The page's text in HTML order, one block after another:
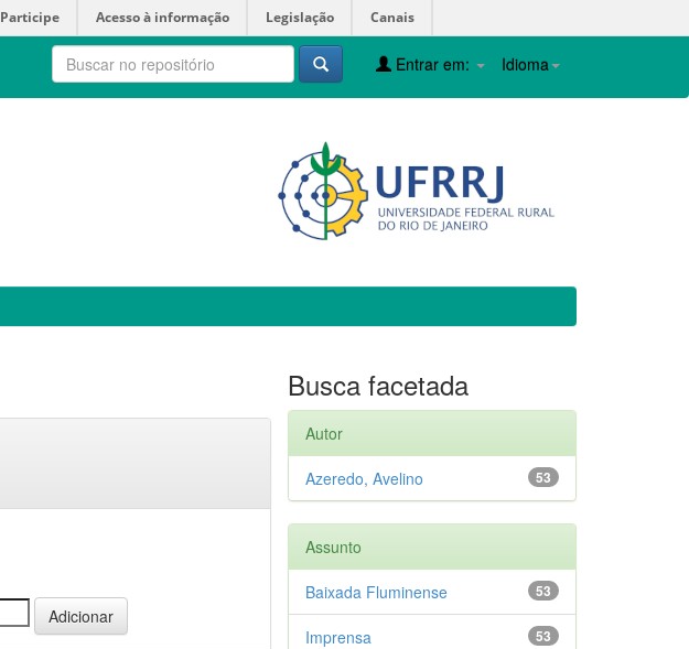
Participe Acesso à informação Legislação Canais
Idioma
Entrar em:
Busca facetada
Autor
53
Azeredo, Avelino
Assunto
53
Baixada Fluminense
53
Imprensa